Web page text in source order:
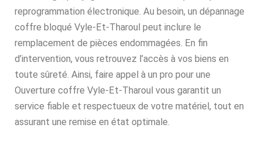
reprogrammation électronique. Au besoin, un dépannage
coffre bloqué Vyle-Et-Tharoul peut inclure le
remplacement de pièces endommagées. En fin
d’intervention, vous retrouvez l’accès à vos biens en
toute sûreté. Ainsi, faire appel à un pro pour une
Ouverture coffre Vyle-Et-Tharoul vous garantit un
service fiable et respectueux de votre matériel, tout en
assurant une remise en état optimale.